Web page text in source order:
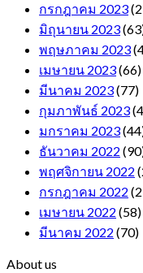
กรกฎาคม 2023
มิถุนายน 2023
พฤษภาคม 2023
เมษายน 2023(66)
มีนาคม 2023(77)
กุมภาพันธ์ 2023
มกราคม 2023
ธันวาคม 2022
พฤศจิกายน 2022
กรกฎาคม 2022
เมษายน 2022 (58)
มีนาคม 2022 (70)
About us